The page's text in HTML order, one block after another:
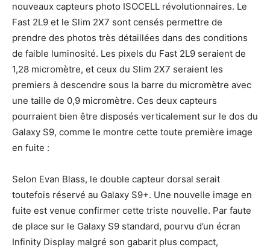
nouveaux capteurs photo ISOCELL révolutionnaires. Le
Fast 2L9 et le Slim 2X7 sont censés permettre de
prendre des photos très détaillées dans des conditions
de faible luminosité. Les pixels du Fast 2L9 seraient de
1,28 micromètre, et ceux du Slim 2X7 seraient les
premiers à descendre sous la barre du micromètre avec
une taille de 0,9 micromètre. Ces deux capteurs
pourraient bien être disposés verticalement sur le dos du
Galaxy S9, comme le montre cette toute première image
en fuite :
Selon Evan Blass, le double capteur dorsal serait
toutefois réservé au Galaxy S9+. Une nouvelle image en
fuite est venue confirmer cette triste nouvelle. Par faute
de place sur le Galaxy S9 standard, pourvu d’un écran
Infinity Display malgré son gabarit plus compact,